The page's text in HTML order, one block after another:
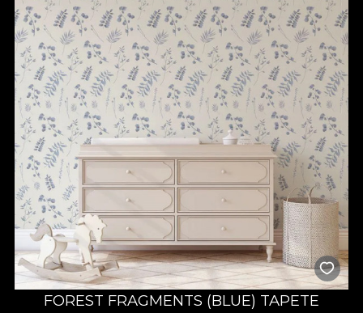
FOREST FRAGMENTS (BLUE) TAPETE